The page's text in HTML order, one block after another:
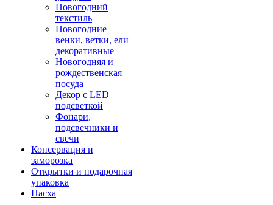
Новогодний
текстиль
Новогодние
венки, ветки, ели
декоративные
Новогодняя и
рождественская
посуда
Декор с LED
подсветкой
Фонари,
подсвечники и
свечи
Консервация и
заморозка
Открытки и подарочная
упаковка
Пасха